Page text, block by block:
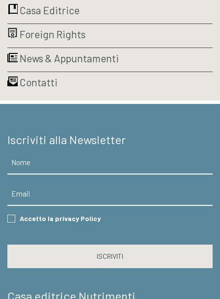
era:
è:
Casa Editrice
Foreign Rights
News & Appuntamenti
Contatti
Iscriviti alla Newsletter
Consent
Accetto la privacy Policy
Casa editrice Nutrimenti